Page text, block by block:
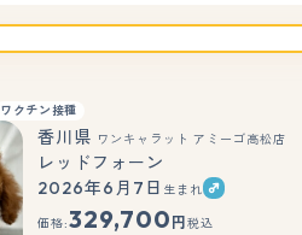
ワクチン接種
もっと見る
香川県 ワンキャラット アミーゴ高松店
レッドフォーン
2026年6月7日 生まれ
価格:329,700 円 税込